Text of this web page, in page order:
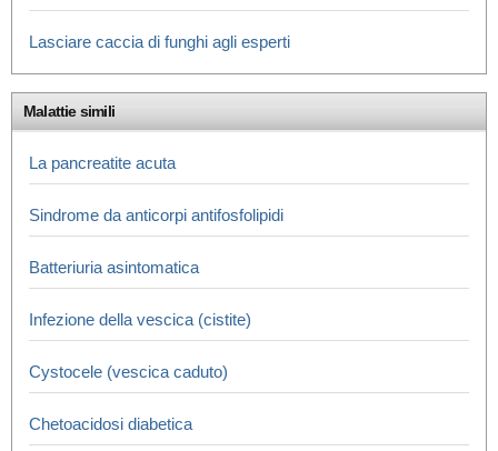
Lasciare caccia di funghi agli esperti
Malattie simili
La pancreatite acuta
Sindrome da anticorpi antifosfolipidi
Batteriuria asintomatica
Infezione della vescica (cistite)
Cystocele (vescica caduto)
Chetoacidosi diabetica